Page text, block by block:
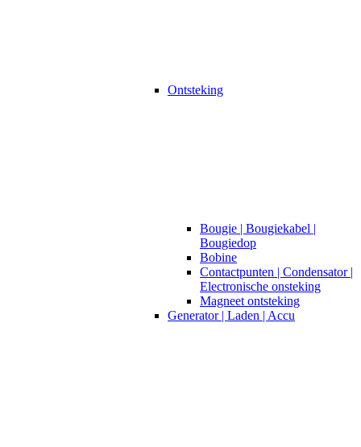
Ontsteking
Bougie | Bougiekabel |
Bougiedop
Bobine
Contactpunten | Condensator |
Electronische onsteking
Magneet ontsteking
Generator | Laden | Accu